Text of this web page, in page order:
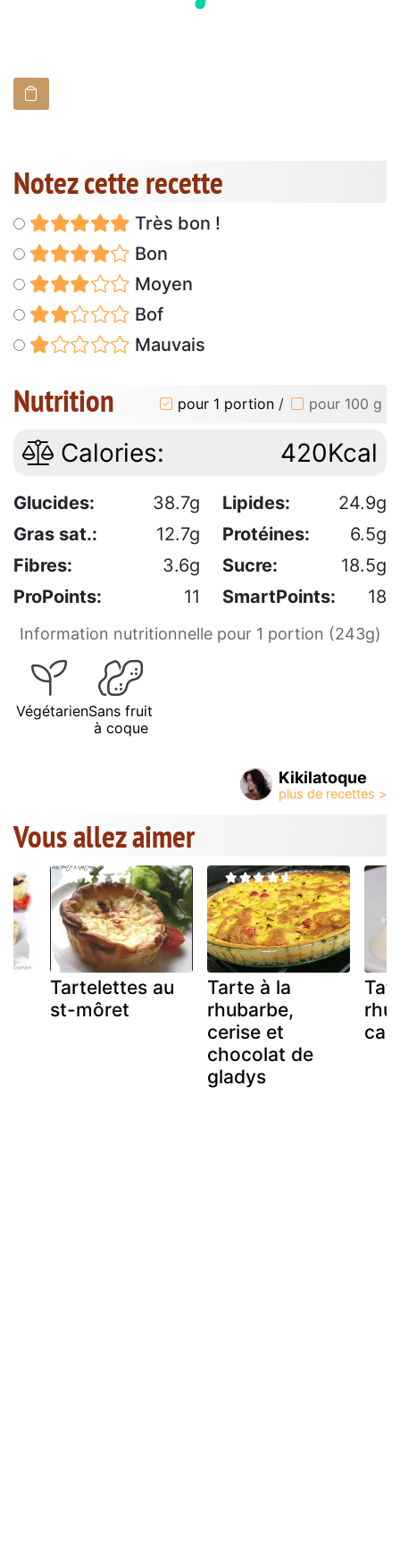
Notez cette recette
Très bon !
Bon
Moyen
Bof
Mauvais
Nutrition pour 1 portion / pour 100 g
Calories: 420Kcal
Glucides: 38.7g Lipides:
24.9g
Gras sat.:
12.7g Protéines:
6.5g
Fibres:
3.6g Sucre:
18.5g
ProPoints:
11 SmartPoints: 18
Information nutritionnelle pour 1 portion (243g)
VégétarienSans fruit
à coque
Kikilatoque
Vous allez aimer
Tartelettes au
st-môret
Tarte à la
rhubarbe,
cerise et
chocolat de
gladys